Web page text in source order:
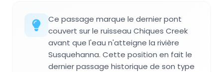
Ce passage marque le dernier pont
couvert sur le ruisseau Chiques Creek
avant que l'eau n'atteigne la rivière
Susquehanna. Cette position en fait le
dernier passage historique de son type